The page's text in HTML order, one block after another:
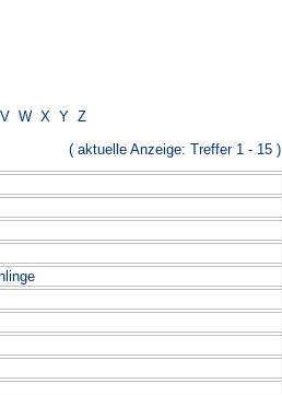
V W X Y Z
aktuelle Anzeige: Treffer 1 - 15 )